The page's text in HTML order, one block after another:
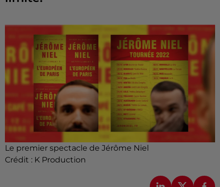
Le premier spectacle de Jérôme Niel
Crédit : K Production